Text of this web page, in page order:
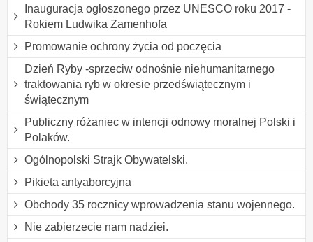
Inauguracja ogłoszonego przez UNESCO roku 2017 -
Rokiem Ludwika Zamenhofa
Promowanie ochrony życia od poczęcia
Dzień Ryby -sprzeciw odnośnie niehumanitarnego
traktowania ryb w okresie przedświątecznym i
świątecznym
Publiczny różaniec w intencji odnowy moralnej Polski i
Polaków.
Ogólnopolski Strajk Obywatelski.
Pikieta antyaborcyjna
Obchody 35 rocznicy wprowadzenia stanu wojennego.
Nie zabierzecie nam nadziei.